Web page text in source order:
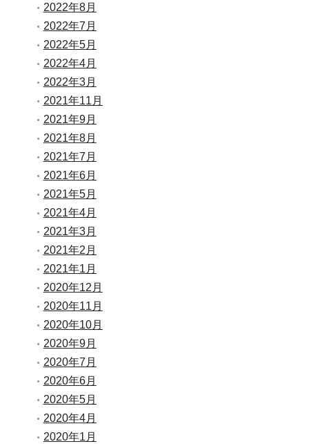
2022年8月
2022年7月
2022年5月
2022年4月
2022年3月
2021年11月
2021年9月
2021年8月
2021年7月
2021年6月
2021年5月
2021年4月
2021年3月
2021年2月
2021年1月
2020年12月
2020年11月
2020年10月
2020年9月
2020年7月
2020年6月
2020年5月
2020年4月
2020年1月